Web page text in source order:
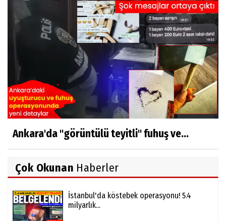
Ankara'da "görüntülü teyitli" fuhuş ve...
Çok Okunan Haberler
İstanbul'da köstebek operasyonu! 5.4
milyarlık...